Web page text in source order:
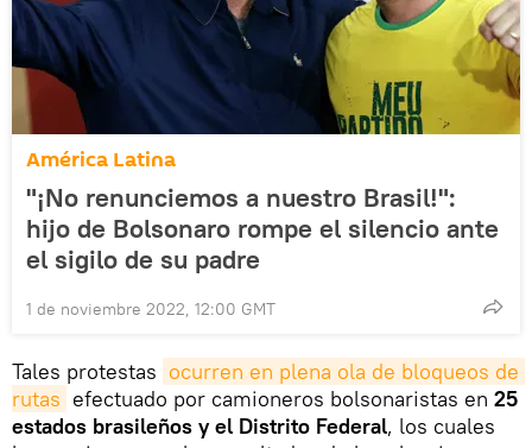
América Latina
"¡No renunciemos a nuestro Brasil!":
hijo de Bolsonaro rompe el silencio ante
el sigilo de su padre
1 de noviembre 2022, 12:00 GMT
Tales protestas ocurren en plena ola de bloqueos de
rutas efectuado por camioneros bolsonaristas en 25
estados brasileños y el Distrito Federal, los cuales